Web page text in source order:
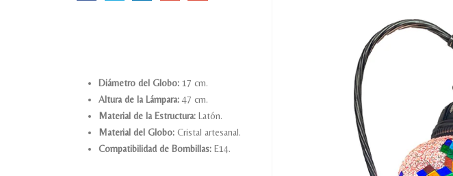
Diámetro del Globo: 17 cm.
Altura de la Lámpara:47 cm.
Material de la Estructura: Latón.
Material del Globo: Cristal artesanal.
Compatibilidad de Bombillas: E14.